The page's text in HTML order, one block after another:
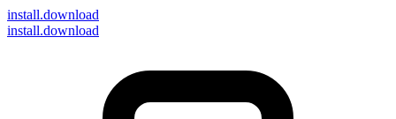
install.download
install.download